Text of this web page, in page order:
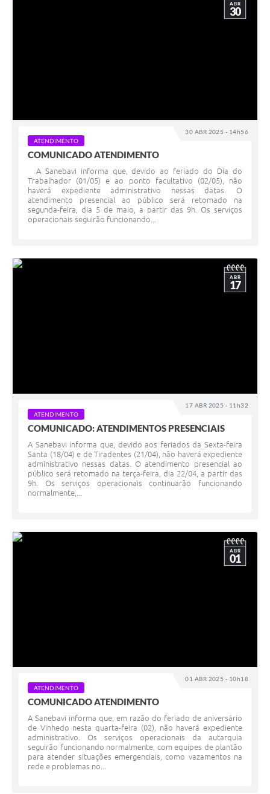
30 ABR 2025 - 14h56
ABR
30
ATENDIMENTO
COMUNICADO ATENDIMENTO
A Sanebavi informa que, devido ao feriado do Dia do
Trabalhador (01/05) e ao ponto facultativo (02/05), não
haverá expediente administrativo nessas datas. O
atendimento presencial ao público será retomado na
segunda-feira, dia 5 de maio, a partir das 9h. Os serviços
operacionais seguirão funcionando...
17 ABR 2025 - 11h32
ABR
17
ATENDIMENTO
COMUNICADO: ATENDIMENTOS PRESENCIAIS
A Sanebavi informa que, devido aos feriados da Sexta-feira
Santa (18/04) e de Tiradentes (21/04), não haverá expediente
administrativo nessas datas. O atendimento presencial ao
público será retomado na terça-feira, dia 22/04, a partir das
9h. Os serviços operacionais continuarão funcionando
normalmente,...
01 ABR 2025 - 10h18
ABR
01
ATENDIMENTO
COMUNICADO ATENDIMENTO
A Sanebavi informa que, em razão do feriado de aniversário
de Vinhedo nesta quarta-feira (02), não haverá expediente
administrativo. Os serviços operacionais da autarquia
seguirão funcionando normalmente, com equipes de plantão
para atender situações emergenciais, como vazamentos na
rede e problemas no...